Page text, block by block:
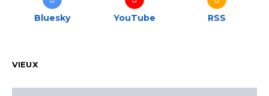
Bluesky YouTube RSS
VIEUX